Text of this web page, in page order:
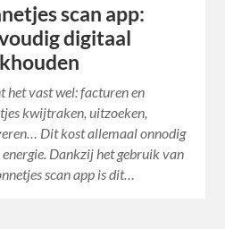
scan app:
digitaal
het vast wel: facturen en
kwijtraken, uitzoeken,
Dit kost allemaal onnodig
Dankzij het gebruik van
scan app is dit…